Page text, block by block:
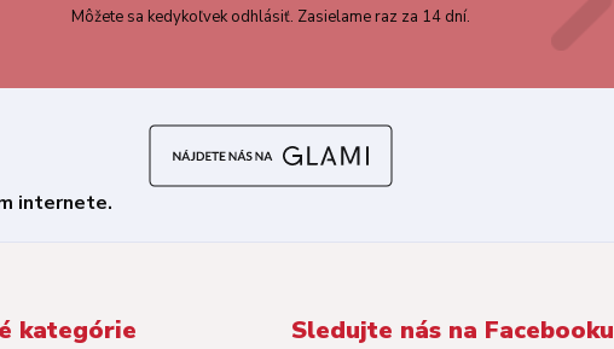
Môžete sa kedykoľvek odhlásiť. Zasielame raz za 14 dní.
kategórie Sledujte nás na Facebooku